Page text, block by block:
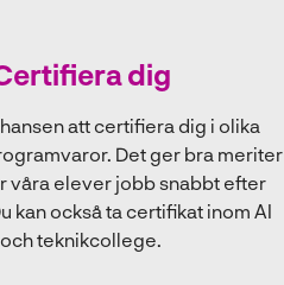
dig
att certifiera dig i olika
Det ger bra meriter
våra elever jobb snabbt efter
kan också ta certifikat inom AI
och teknikcollege.